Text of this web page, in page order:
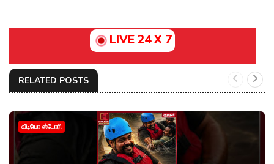
LIVE 24 X 7
RELATED POSTS
வீடியோ ஸ்டோரி